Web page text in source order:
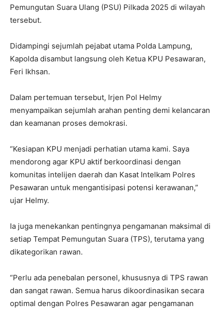
Pemungutan Suara Ulang (PSU) Pilkada 2025 di wilayah
tersebut.
Didampingi sejumlah pejabat utama Polda Lampung,
Kapolda disambut langsung oleh Ketua KPU Pesawaran,
Feri Ikhsan.
Dalam pertemuan tersebut, Irjen Pol Helmy
menyampaikan sejumlah arahan penting demi kelancaran
dan keamanan proses demokrasi.
“Kesiapan KPU menjadi perhatian utama kami. Saya
mendorong agar KPU aktif berkoordinasi dengan
komunitas intelijen daerah dan Kasat Intelkam Polres
Pesawaran untuk mengantisipasi potensi kerawanan,”
ujar Helmy.
Ia juga menekankan pentingnya pengamanan maksimal di
setiap Tempat Pemungutan Suara (TPS), terutama yang
dikategorikan rawan.
“Perlu ada penebalan personel, khususnya di TPS rawan
dan sangat rawan. Semua harus dikoordinasikan secara
optimal dengan Polres Pesawaran agar pengamanan